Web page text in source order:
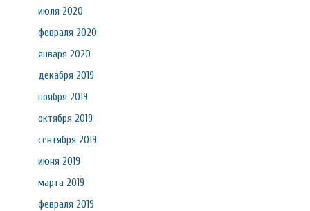
июля 2020
февраля 2020
января 2020
декабря 2019
ноября 2019
октября 2019
сентября 2019
июня 2019
марта 2019
февраля 2019